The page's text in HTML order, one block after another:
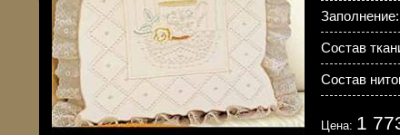
Заполнение:
Состав
Состав
Цена: 1